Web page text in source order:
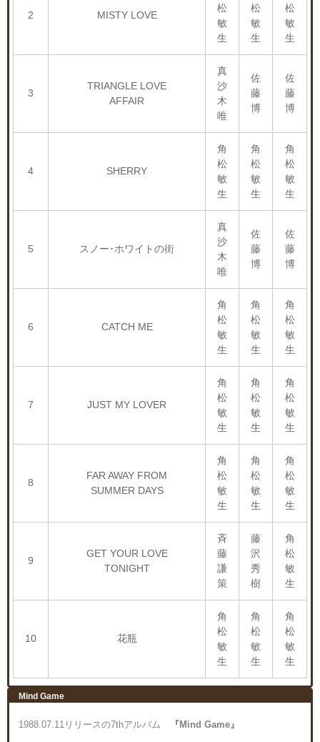
2 MISTY LOVE
松
敏
生
松
敏
生
松
敏
生
3
TRIANGLE LOVE
AFFAIR
真
沙
木
唯
佐
藤
博
佐
藤
博
4 SHERRY
角
松
敏
生
角
松
敏
生
角
松
敏
生
5 スノー･ホワイトの街
真
沙
木
唯
佐
藤
博
佐
藤
博
6 CATCH ME
角
松
敏
生
角
松
敏
生
角
松
敏
生
7 JUST MY LOVER
角
松
敏
生
角
松
敏
生
角
松
敏
生
8
FAR AWAY FROM
SUMMER DAYS
角
松
敏
生
角
松
敏
生
角
松
敏
生
9
GET YOUR LOVE
TONIGHT
斉
藤
謙
策
藤
沢
秀
樹
角
松
敏
生
10 花瓶
角
松
敏
生
角
松
敏
生
角
松
敏
生
Mind Game
1988.07.11リリースの7thアルバム 『Mind Game』